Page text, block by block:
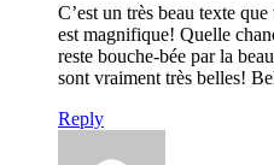
C’est un très beau texte
est magnifique! Quelle
reste bouche-bée par la
sont vraiment très belles!
Reply